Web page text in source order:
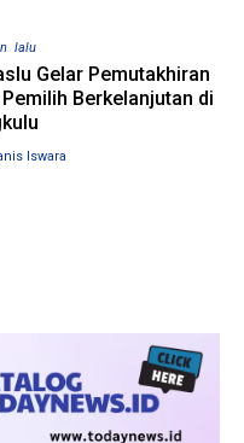
lalu
Gelar Pemutakhiran
Berkelanjutan di
Iswara